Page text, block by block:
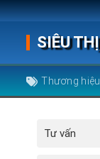
Skip
contentSIÊU
Thương hiệu
Tư vấn